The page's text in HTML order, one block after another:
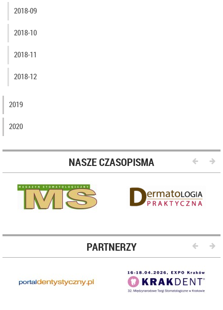
2018-09
2018-10
2018-11
2018-12
2019
2020
NASZE CZASOPISMA
PARTNERZY